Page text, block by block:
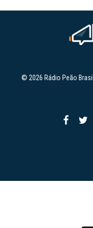
© 2026 Rádio Peão Brasil